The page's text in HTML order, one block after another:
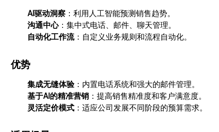
AI驱动洞察 ：利用人工智能预测销售趋势。
沟通中心：集中式电话、邮件、聊天管理。
自动化工作流：自定义业务规则和流程自动化。
优势
集成无缝体验：内置电话系统和强大的邮件管理。
基于AI的精准营销 ：提高销售精准度和客户满意度。
灵活定价模式 ：适应公司发展不同阶段的预算需求。